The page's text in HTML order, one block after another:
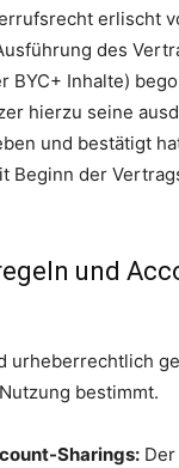
erlischt
des
BYC+ Inhalte)
hierzu seine
und bestätigt
Beginn der
und
urheberrechtlich
bestimmt.
Sharings: